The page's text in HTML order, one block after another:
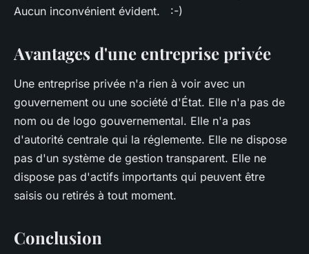
Aucun inconvénient évident. :-)
Avantages d'une entreprise privée
Une entreprise privée n'a rien à voir avec un
gouvernement ou une société d'État. Elle n'a pas de
nom ou de logo gouvernemental. Elle n'a pas
d'autorité centrale qui la réglemente. Elle ne dispose
pas d'un système de gestion transparent. Elle ne
dispose pas d'actifs importants qui peuvent être
saisis ou retirés à tout moment.
Conclusion